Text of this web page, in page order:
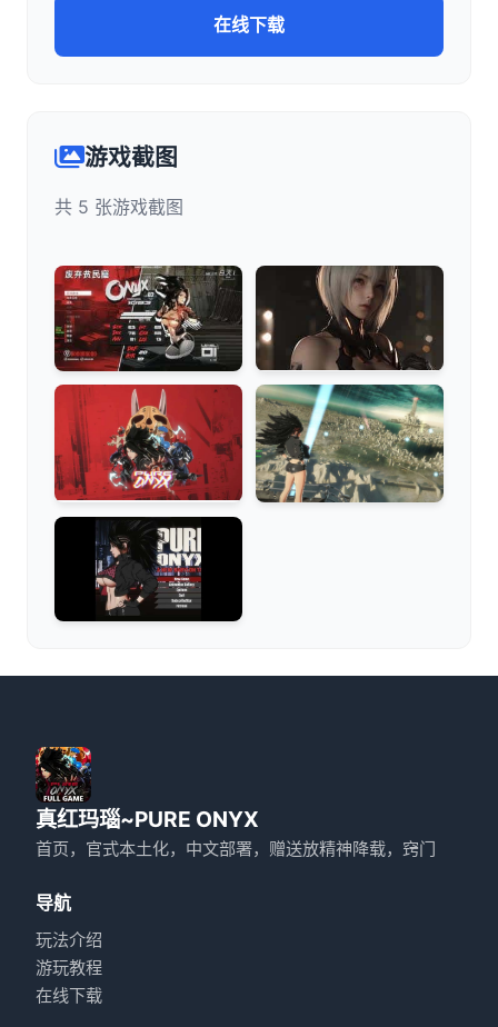
在线下载
游戏截图
共 5 张游戏截图
真红玛瑙~PURE ONYX
首页，官式本土化，中文部署，赠送放精神降载，窍门
导航
玩法介绍
游玩教程
在线下载